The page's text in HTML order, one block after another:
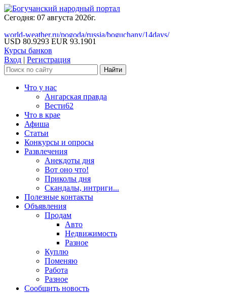
Сегодня: 07 августа 2026г.
world-weather.ru/pogoda/russia/boguchany/14days/
USD 80.9293 EUR 93.1901
Курсы банков
Вход | Регистрация
Что у нас
Ангарская правда
Вести62
Что в крае
Афиша
Статьи
Конкурсы и опросы
Развлечения
Анекдоты дня
Вот оно что!
Приколы дня
Скандалы, интриги...
Полезные контакты
Объявления
Продам
Авто
Недвижимость
Разное
Куплю
Поменяю
Работа
Разное
Сообщить новость